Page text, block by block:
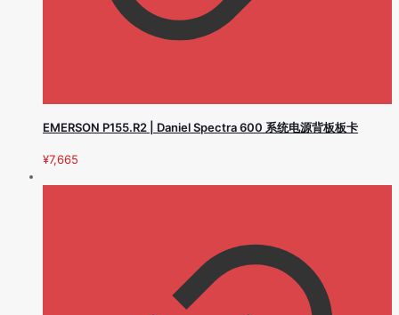
EMERSON P155.R2 | Daniel Spectra 600 系统电源背板板卡
¥7,665